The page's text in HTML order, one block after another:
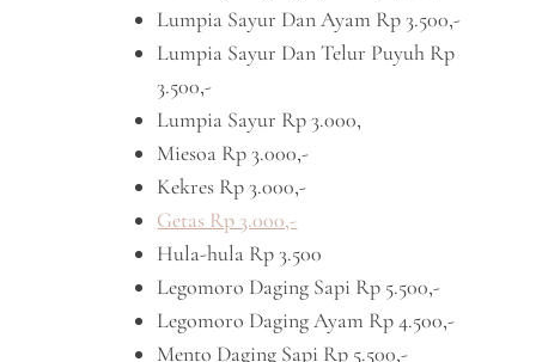
Lumpia Sayur Dan Ayam Rp 3.500,-
Lumpia Sayur Dan Telur Puyuh Rp
3.500,-
Lumpia Sayur Rp 3.000,
Miesoa Rp 3.000,-
Kekres Rp 3.000,-
Getas Rp 3.000,-
Hula-hula Rp 3.500
Legomoro Daging Sapi Rp 5.500,-
Legomoro Daging Ayam Rp 4.500,-
Mento Daging Sapi Rp 5.500,-